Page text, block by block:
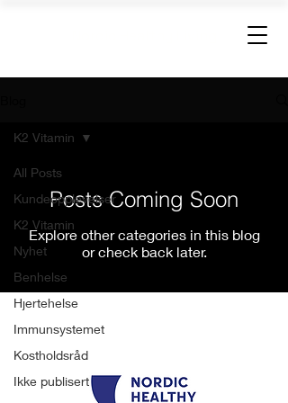
All Posts
Kundeopplevelser
K2 Vitamin
Nyhet
Benhelse
Hjertehelse
Immunsystemet
Kostholdsråd
Ikke publisert
K2 Vitamin
Posts Coming Soon
Explore other categories in this blog
or check back later.
Nordic Healthy Living AS
Organisasjonsnummer: 988 462 624